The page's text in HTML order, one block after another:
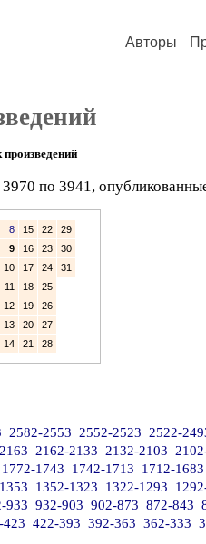
Авторы
по 3941,
8 15 22
29
9 16 23
30
10 17 24
31
11 18
25
12 19
26
13 20
27
14 21 28
2582-2553 2552-2523 2522-
2162-2133 2132-2103
1772-1743 1742-1713 1712-1683
1352-1323 1322-1293
933 932-903 902-873 872-843
423 422-393 392-363 362-333